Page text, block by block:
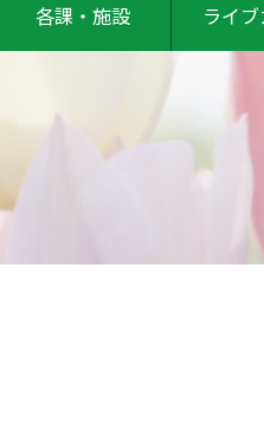
各課・施設 ライ